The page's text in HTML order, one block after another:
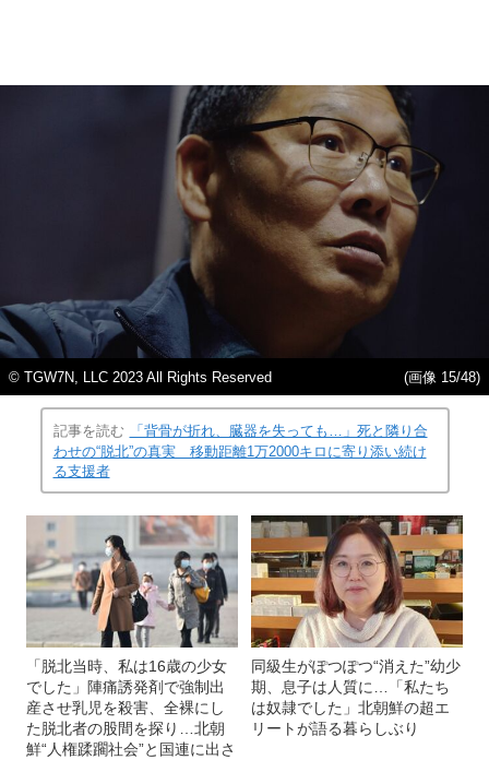
© TGW7N, LLC 2023 All Rights Reserved (画像 15/48)
記事を読む
「背骨が折れ、臓器を失っても…」死と隣り合
わせの“脱北”の真実 移動距離1万2000キロに寄り添い続け
る支援者
「脱北当時、私は16歳の少女
でした」陣痛誘発剤で強制出
産させ乳児を殺害、全裸にし
た脱北者の股間を探り…北朝
鮮“人権蹂躙社会”と国連に出さ
同級生がぽつぽつ“消えた”幼少
期、息子は人質に…「私たち
は奴隷でした」北朝鮮の超エ
リートが語る暮らしぶり